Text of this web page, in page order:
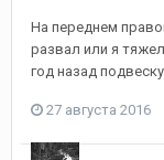
На переднем
развал или я
год назад
27 августа 2016